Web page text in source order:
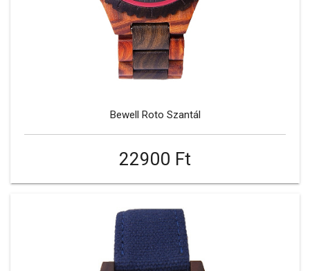
Bewell Roto Szantál
22900 Ft